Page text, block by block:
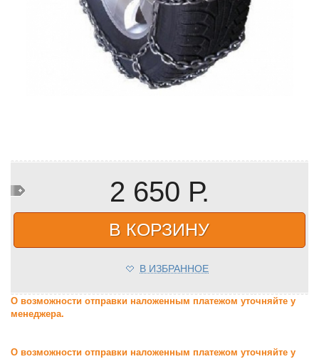
2 650 Р.
В КОРЗИНУ
В ИЗБРАННОЕ
О возможности отправки наложенным платежом уточняйте у
менеджера.
О возможности отправки наложенным платежом уточняйте у